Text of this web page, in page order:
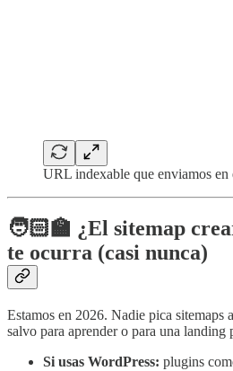
URL indexable que enviamos en
🧑🏻‍🏫 ¿El sitemap
te ocurra (casi nunca)
Estamos en 2026. Nadie pica sitemaps
salvo para aprender o para una landing
Si usas WordPress: plugins